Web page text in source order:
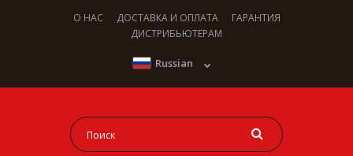
О НАС ДОСТАВКА И ОПЛАТА
ГАРАНТИЯ
ДИСТРИБЬЮТЕРАМ
Russian